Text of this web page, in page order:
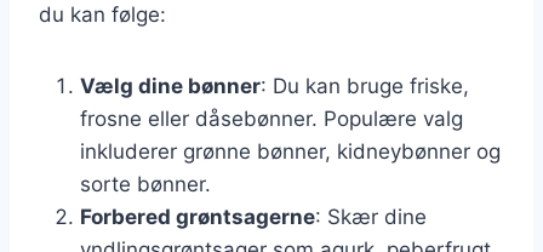
du kan følge:
Vælg dine bønner: Du kan bruge friske,
frosne eller dåsebønner. Populære valg
inkluderer grønne bønner, kidneybønner og
sorte bønner.
Forbered grøntsagerne: Skær dine